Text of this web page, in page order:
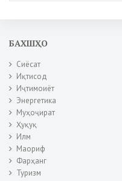
БАХШҲО
Сиёсат
Иқтисод
Иҷтимоиёт
Энергетика
Муҳоҷират
Ҳуқуқ
Илм
Маориф
Фарҳанг
Туризм